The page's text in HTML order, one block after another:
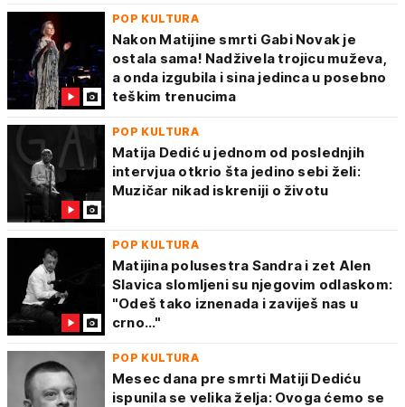
POP KULTURA
Nakon Matijine smrti Gabi Novak je
ostala sama! Nadživela trojicu muževa,
a onda izgubila i sina jedinca u posebno
teškim trenucima
POP KULTURA
Matija Dedić u jednom od poslednjih
intervjua otkrio šta jedino sebi želi:
Muzičar nikad iskreniji o životu
POP KULTURA
Matijina polusestra Sandra i zet Alen
Slavica slomljeni su njegovim odlaskom:
"Odeš tako iznenada i zaviješ nas u
crno..."
POP KULTURA
Mesec dana pre smrti Matiji Dediću
ispunila se velika želja: Ovoga ćemo se